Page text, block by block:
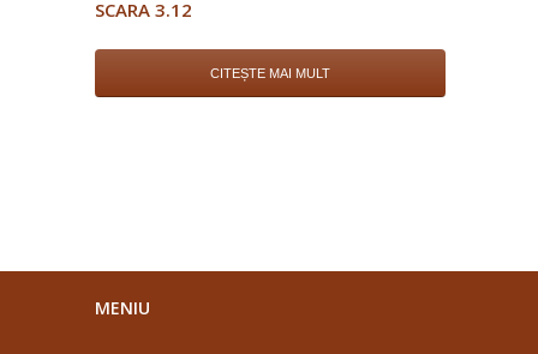
SCARA 3.12
CITEȘTE MAI MULT
MENIU